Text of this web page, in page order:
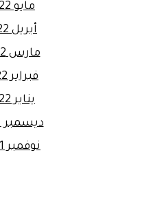
مايو 2022
أبريل 2022
مارس 2022
فبراير 2022
يناير 2022
ديسمبر 2021
نوفمبر 2021